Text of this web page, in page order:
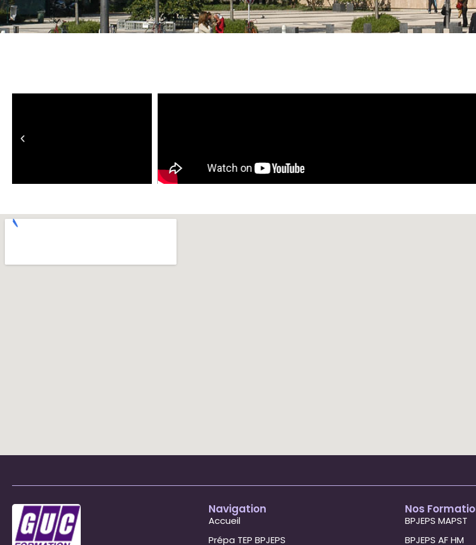
Navigation
Accueil
Prépa TEP BPJEPS
Nos
BPJEPS MAPST
BPJEPS AF HM